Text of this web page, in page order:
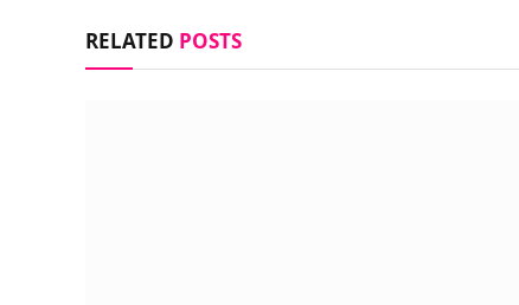
RELATED POSTS